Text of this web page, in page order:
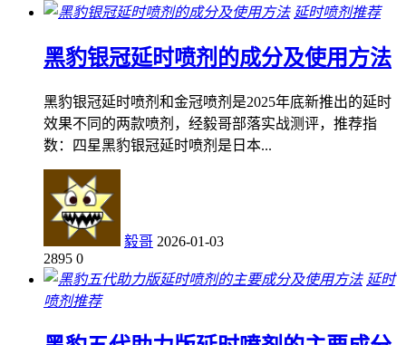
延时喷剂推荐
黑豹银冠延时喷剂的成分及使用方法
黑豹银冠延时喷剂和金冠喷剂是2025年底新推出的延时
效果不同的两款喷剂，经毅哥部落实战测评，推荐指
数：四星黑豹银冠延时喷剂是日本...
毅哥 2026-01-03
2895 0
延时
喷剂推荐